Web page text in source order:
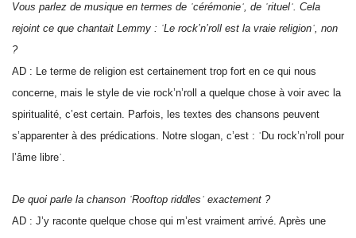
Vous parlez de musique en termes de ʿcérémonieʾ, de ʿrituelʾ. Cela
rejoint ce que chantait Lemmy : ʿLe rock’n’roll est la vraie religionʾ, non
?
AD : Le terme de religion est certainement trop fort en ce qui nous
concerne, mais le style de vie rock’n’roll a quelque chose à voir avec la
spiritualité, c’est certain. Parfois, les textes des chansons peuvent
s’apparenter à des prédications. Notre slogan, c’est : ʿDu rock’n’roll pour
l’âme libreʾ.
De quoi parle la chanson ʿRooftop riddlesʾ exactement ?
AD : J’y raconte quelque chose qui m’est vraiment arrivé. Après une